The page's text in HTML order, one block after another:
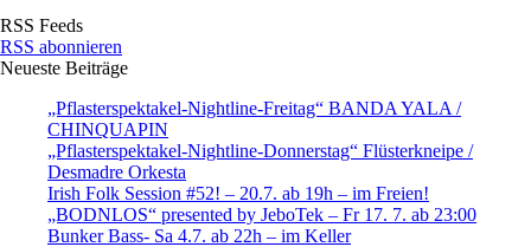
RSS Feeds
RSS abonnieren
Neueste Beiträge
„Pflasterspektakel-Nightline-Freitag“ BANDA YALA /
CHINQUAPIN
„Pflasterspektakel-Nightline-Donnerstag“ Flüsterkneipe /
Desmadre Orkesta
Irish Folk Session #52! – 20.7. ab 19h – im Freien!
„BODNLOS“ presented by JeboTek – Fr 17. 7. ab 23:00
Bunker Bass- Sa 4.7. ab 22h – im Keller